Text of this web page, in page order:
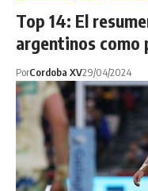
Top 14: El
argentinos
PorCordoba XV29/04/2024